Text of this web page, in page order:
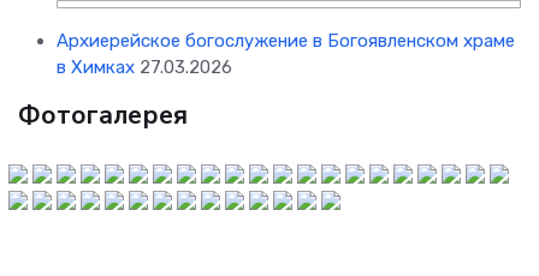
Архиерейское богослужение в Богоявленском храме
в Химках 27.03.2026
Фотогалерея